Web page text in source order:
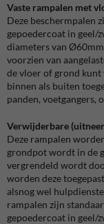
Vaste rampalen met
Deze beschermpalen
gepoedercoat in
diameters van
voorzien van
de vloer of grond kunt
binnen als buiten
panden, voetgangers,
Verwijderbare
Deze rampalen
grondpot wordt in de
vergrendeld wordt
worden deze
alsnog wel
rampalen zijn
gepoedercoat in